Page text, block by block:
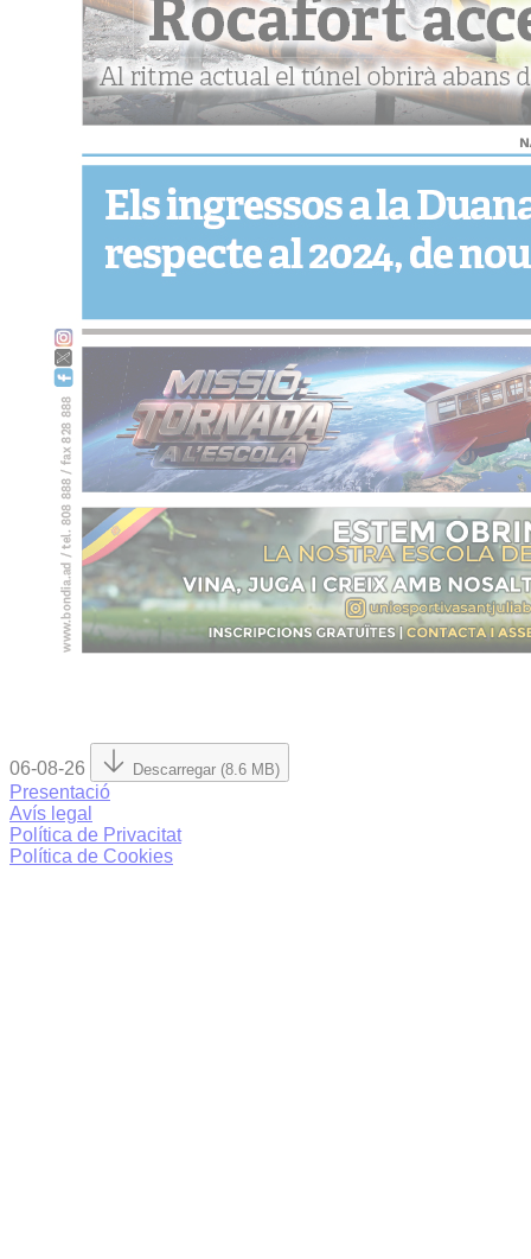
06-08-26 Descarregar (8.6 MB)
Presentació
Avís legal
Política de Privacitat
Política de Cookies